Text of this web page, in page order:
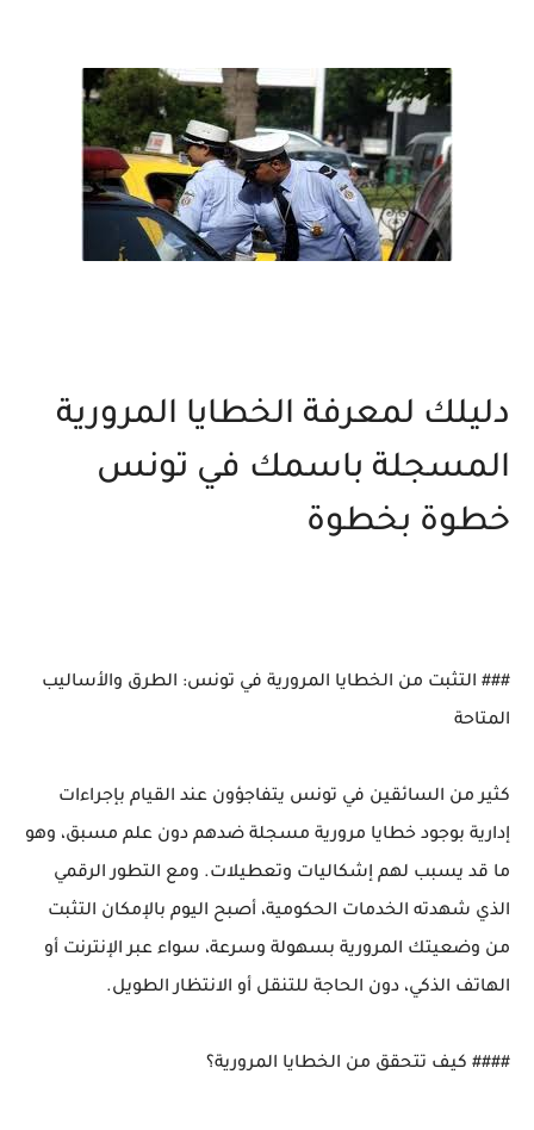
دليلك لمعرفة الخطايا المرورية
المسجلة باسمك في تونس
خطوة بخطوة
### التثبت من الخطايا المرورية في تونس: الطرق والأساليب
المتاحة
كثير من السائقين في تونس يتفاجؤون عند القيام بإجراءات
إدارية بوجود خطايا مرورية مسجلة ضدهم دون علم مسبق، وهو
ما قد يسبب لهم إشكاليات وتعطيلات. ومع التطور الرقمي
الذي شهدته الخدمات الحكومية، أصبح اليوم بالإمكان التثبت
من وضعيتك المرورية بسهولة وسرعة، سواء عبر الإنترنت أو
الهاتف الذكي، دون الحاجة للتنقل أو الانتظار الطويل.
#### كيف تتحقق من الخطايا المرورية؟